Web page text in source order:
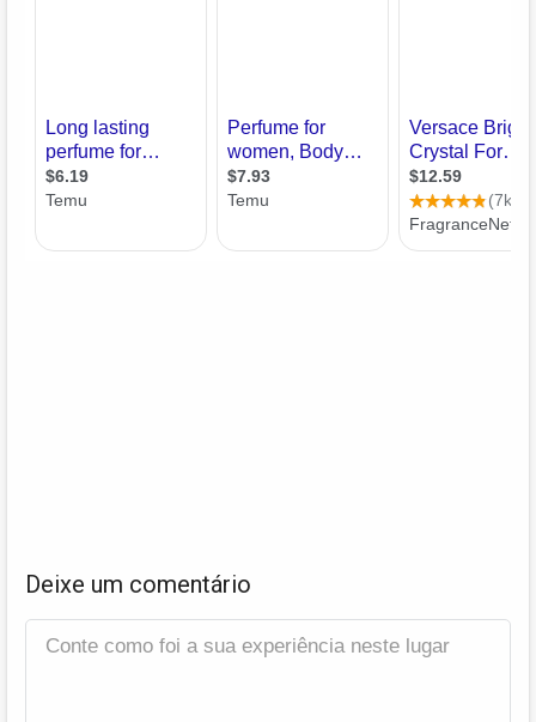
Deixe um comentário